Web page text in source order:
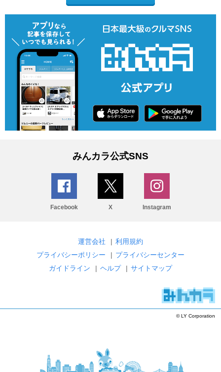
みんカラ公式SNS
Facebook X Instagram
運営会社 | 利用規約
プライバシーポリシー
| プライバシーセンター
ガイドライン
| ヘルプ | サイトマップ
© LY Corporation